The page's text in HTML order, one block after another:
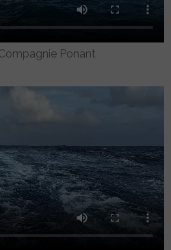
Ponant